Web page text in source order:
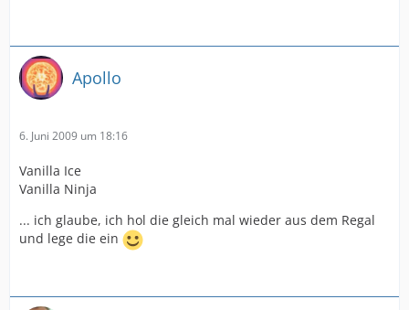
Apollo
6. Juni 2009 um 18:16
Vanilla Ice
Vanilla Ninja
... ich glaube, ich hol die gleich mal wieder aus dem Regal
und lege die ein